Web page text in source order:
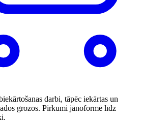
darbi, tāpēc iekārtas un
grozos. Pirkumi jānoformē līdz